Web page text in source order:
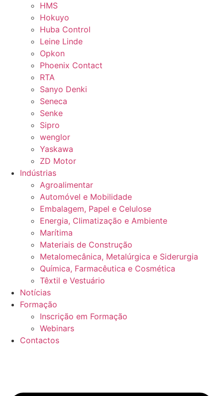
HMS
Hokuyo
Huba Control
Leine Linde
Opkon
Phoenix Contact
RTA
Sanyo Denki
Seneca
Senke
Sipro
wenglor
Yaskawa
ZD Motor
Indústrias
Agroalimentar
Automóvel e Mobilidade
Embalagem, Papel e Celulose
Energia, Climatização e Ambiente
Marítima
Materiais de Construção
Metalomecânica, Metalúrgica e Siderurgia
Química, Farmacêutica e Cosmética
Têxtil e Vestuário
Notícias
Formação
Inscrição em Formação
Webinars
Contactos